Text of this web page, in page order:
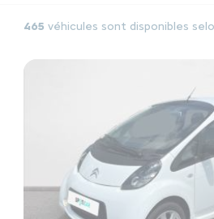
465 véhicules sont disponibles